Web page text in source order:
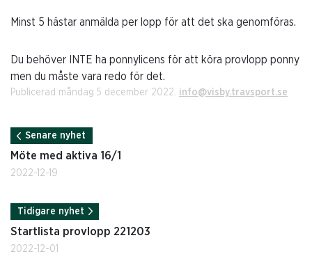
Minst 5 hästar anmälda per lopp för att det ska genomföras.
Du behöver INTE ha ponnylicens för att köra provlopp ponny
men du måste vara redo för det.
Publicerad måndag 5 december 2022. info@visby.travsport.se
Senare nyhet
Möte med aktiva 16/1
2022-12-19
Tidigare nyhet
Startlista provlopp 221203
2022-12-01